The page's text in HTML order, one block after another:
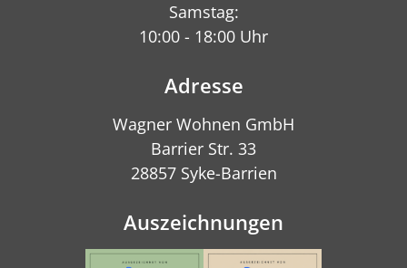
Samstag:
10:00 - 18:00 Uhr
Adresse
Wagner Wohnen GmbH
Barrier Str. 33
28857 Syke-Barrien
Auszeichnungen